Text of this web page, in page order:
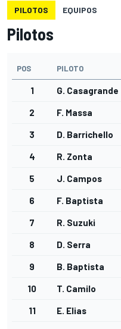
PILOTOS EQUIPOS
Pilotos
POS PILOTO
1 G. Casagrande
2 F. Massa
3 D. Barrichello
4 R. Zonta
5 J. Campos
6 F. Baptista
7 R. Suzuki
8 D. Serra
9 B. Baptista
10 T. Camilo
11 E. Elias